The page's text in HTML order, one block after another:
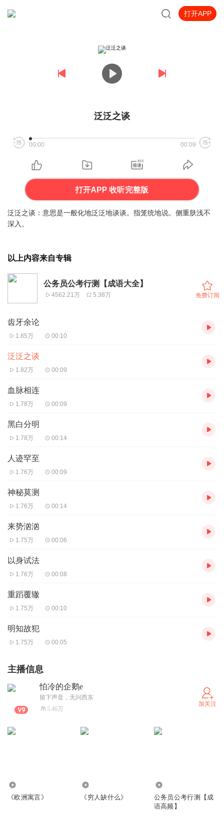
打开APP
泛泛之谈
00:00 00:09
打开APP 收听完整版
泛泛之谈：意思是一般化地泛泛地谈谈。指笼统地说。侧重肤浅不
深入。
以上内容来自专辑
公务员公考行测【成语大全】
4562.21万 5.38万 免费订阅
齿牙余论
1.85万 00:10
泛泛之谈
1.82万 00:09
血脉相连
1.78万 00:09
黑白分明
1.78万 00:14
人迹罕至
1.76万 00:09
神秘莫测
1.76万 00:14
来势汹汹
1.75万 00:06
以身试法
1.76万 00:08
重蹈覆辙
1.75万 00:10
明知故犯
1.75万 00:05
主播信息
怕冷的企鹅e
留下声音，无问西东
5.46万
加关注
《欧洲寓言》 《穷人缺什么》
公务员公考行测【成
语高频】